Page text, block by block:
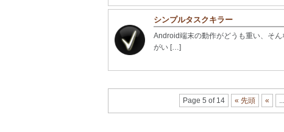
シンプルタスクキラー
Android端末の動作がどうも重い、そ
がい […]
Page 5 of 14 « 先頭 « ...